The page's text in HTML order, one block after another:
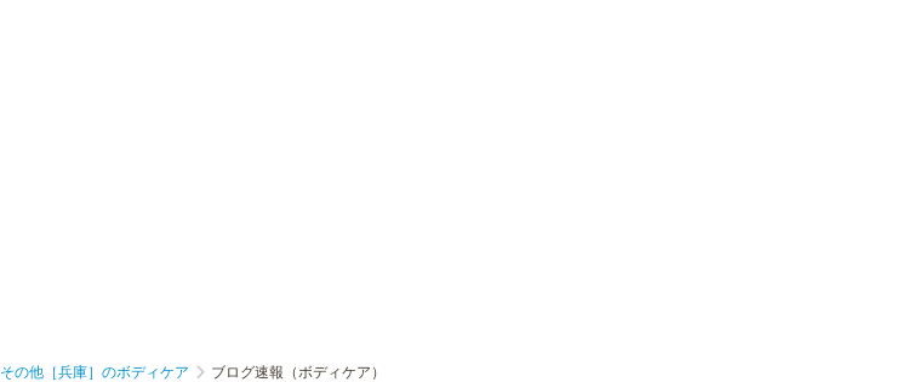
その他［兵庫］のボディケア ブログ速報（ボディケア）